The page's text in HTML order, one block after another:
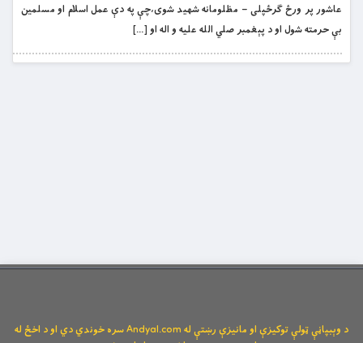
عاشور پر ورځ ګرځپلی – مظلومانه شهيد شوى،چې په دې عمل اسلام او مسلمين
بې حرمته شول او د پېغمبر صلي الله عليه و اله او […]
د وېبپاڼې ټولې توکیزې او مانیزې رښتې له Andyal.com سره خوندي دي او د اخځ له